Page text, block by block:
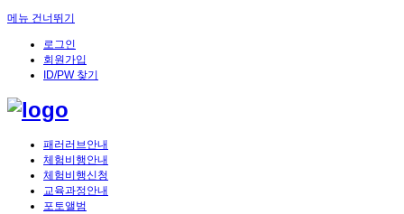
메뉴 건너뛰기
로그인
회원가입
ID/PW 찾기
패러러브안내
체험비행안내
체험비행신청
교육과정안내
포토앨범